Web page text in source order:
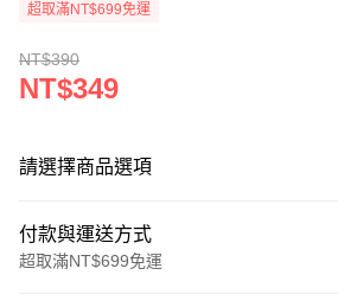
超取滿NT$699免運
NT$390
NT$349
請選擇商品選項
付款與運送方式
超取滿NT$699免運